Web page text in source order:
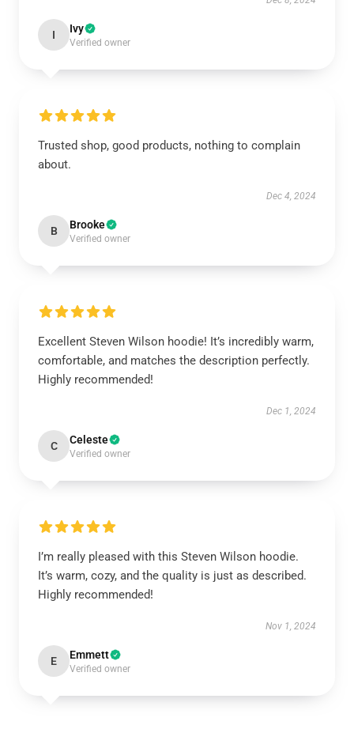
I Ivy
Verified owner
Trusted shop, good products, nothing to complain
about.
Dec 4, 2024
B Brooke
Verified owner
Excellent Steven Wilson hoodie! It’s incredibly warm,
comfortable, and matches the description perfectly.
Highly recommended!
Dec 1, 2024
C Celeste
Verified owner
I’m really pleased with this Steven Wilson hoodie.
It’s warm, cozy, and the quality is just as described.
Highly recommended!
Nov 1, 2024
E Emmett
Verified owner